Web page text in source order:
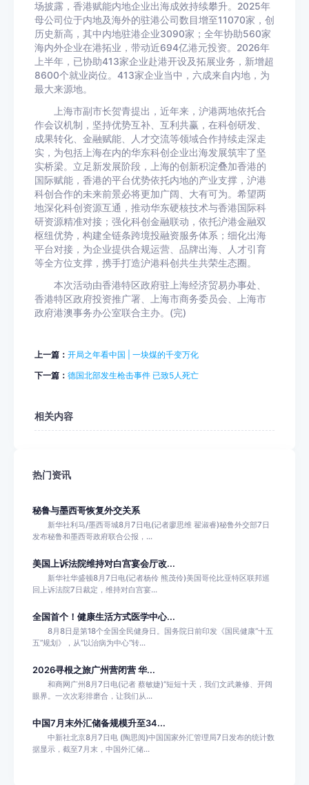
场披露，香港赋能内地企业出海成效持续攀升。2025年
母公司位于内地及海外的驻港公司数目增至11070家，创
历史新高，其中内地驻港企业3090家；全年协助560家
海内外企业在港拓业，带动近694亿港元投资。2026年
上半年，已协助413家企业赴港开设及拓展业务，新增超
8600个就业岗位。413家企业当中，六成来自内地，为
最大来源地。
上海市副市长贺青提出，近年来，沪港两地依托合
作会议机制，坚持优势互补、互利共赢，在科创研发、
成果转化、金融赋能、人才交流等领域合作持续走深走
实，为包括上海在内的华东科创企业出海发展筑牢了坚
实桥梁。立足新发展阶段，上海的创新积淀叠加香港的
国际赋能，香港的平台优势依托内地的产业支撑，沪港
科创合作的未来前景必将更加广阔、大有可为。希望两
地深化科创资源互通，推动华东硬核技术与香港国际科
研资源精准对接；强化科创金融联动，依托沪港金融双
枢纽优势，构建全链条跨境投融资服务体系；细化出海
平台对接，为企业提供合规运营、品牌出海、人才引育
等全方位支撑，携手打造沪港科创共生共荣生态圈。
本次活动由香港特区政府驻上海经济贸易办事处、
香港特区政府投资推广署、上海市商务委员会、上海市
政府港澳事务办公室联合主办。(完)
上一篇： 开局之年看中国 | 一块煤的千变万化
下一篇： 德国北部发生枪击事件 已致5人死亡
相关内容
热门资讯
秘鲁与墨西哥恢复外交关系
新华社利马/墨西哥城8月7日电(记者廖思维 翟淑睿)秘鲁外交部7日
发布秘鲁和墨西哥政府联合公报，...
美国上诉法院维持对白宫宴会厅改...
新华社华盛顿8月7日电(记者杨伶 熊茂伶)美国哥伦比亚特区联邦巡
回上诉法院7日裁定，维持对白宫宴...
全国首个！健康生活方式医学中心...
8月8日是第18个全国全民健身日。国务院日前印发《国民健康“十五
五”规划》，从“以治病为中心”转...
2026寻根之旅广州营闭营 华...
和商网广州8月7日电(记者 蔡敏婕)“短短十天，我们文武兼修、开阔
眼界。一次次彩排磨合，让我们从...
中国7月末外汇储备规模升至34...
中新社北京8月7日电 (陶思阅)中国国家外汇管理局7日发布的统计数
据显示，截至7月末，中国外汇储...